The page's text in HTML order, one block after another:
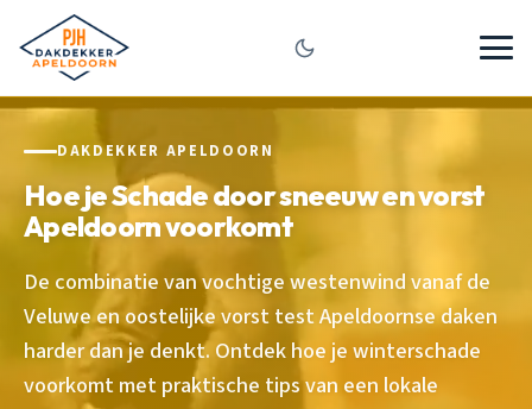
DAKDEKKER APELDOORN
Hoe je Schade door sneeuw en vorst
Apeldoorn voorkomt
De combinatie van vochtige westenwind vanaf de
Veluwe en oostelijke vorst test Apeldoornse daken
harder dan je denkt. Ontdek hoe je winterschade
voorkomt met praktische tips van een lokale